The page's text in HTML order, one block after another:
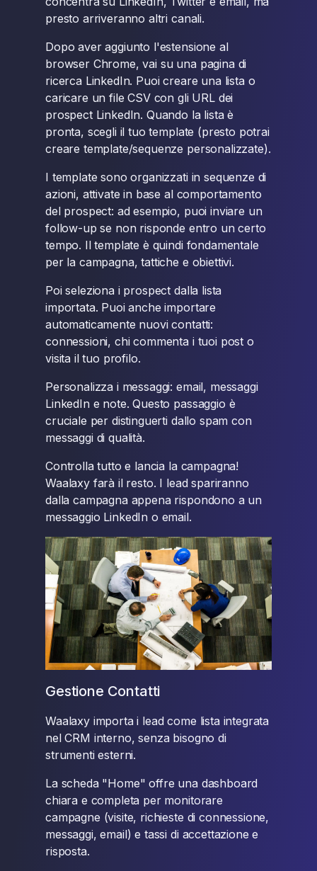
presto arriveranno altri canali.
Dopo aver aggiunto l'estensione al
browser Chrome, vai su una pagina di
ricerca LinkedIn. Puoi creare una lista o
caricare un file CSV con gli URL dei
prospect LinkedIn. Quando la lista è
pronta, scegli il tuo template (presto potrai
creare template/sequenze personalizzate).
I template sono organizzati in sequenze di
azioni, attivate in base al comportamento
del prospect: ad esempio, puoi inviare un
follow-up se non risponde entro un certo
tempo. Il template è quindi fondamentale
per la campagna, tattiche e obiettivi.
Poi seleziona i prospect dalla lista
importata. Puoi anche importare
automaticamente nuovi contatti:
connessioni, chi commenta i tuoi post o
visita il tuo profilo.
Personalizza i messaggi: email, messaggi
LinkedIn e note. Questo passaggio è
cruciale per distinguerti dallo spam con
messaggi di qualità.
Controlla tutto e lancia la campagna!
Waalaxy farà il resto. I lead spariranno
dalla campagna appena rispondono a un
messaggio LinkedIn o email.
Gestione Contatti
Waalaxy importa i lead come lista integrata
nel CRM interno, senza bisogno di
strumenti esterni.
La scheda "Home" offre una dashboard
chiara e completa per monitorare
campagne (visite, richieste di connessione,
messaggi, email) e tassi di accettazione e
risposta.